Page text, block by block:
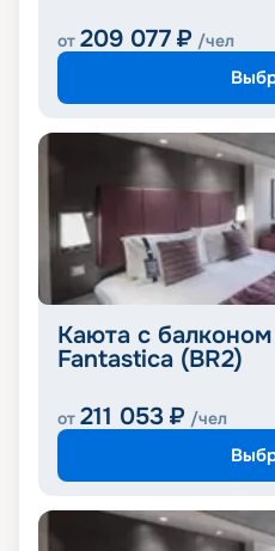
от 209 077 ₽ /чел
Каюта с
Fantastica (BR2)
от 211 053 ₽ /чел